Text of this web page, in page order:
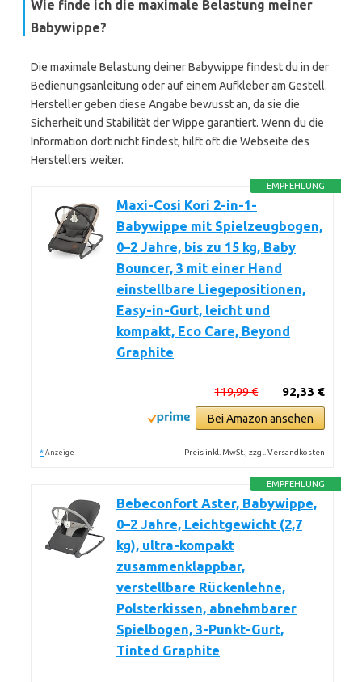
Wie finde ich die maximale Belastung meiner
Babywippe?
Die maximale Belastung deiner Babywippe findest du in der
Bedienungsanleitung oder auf einem Aufkleber am Gestell.
Hersteller geben diese Angabe bewusst an, da sie die
Sicherheit und Stabilität der Wippe garantiert. Wenn du die
Information dort nicht findest, hilft oft die Webseite des
Herstellers weiter.
EMPFEHLUNG
Maxi-Cosi Kori 2-in-1-
Babywippe mit Spielzeugbogen,
0–2 Jahre, bis zu 15 kg, Baby
Bouncer, 3 mit einer Hand
einstellbare Liegepositionen,
Easy-in-Gurt, leicht und
kompakt, Eco Care, Beyond
Graphite
92,33 €
119,99 €
Bei Amazon ansehen
* Anzeige Preis inkl. MwSt., zzgl. Versandkosten
EMPFEHLUNG
Bebeconfort Aster, Babywippe,
0–2 Jahre, Leichtgewicht (2,7
kg), ultra-kompakt
zusammenklappbar,
verstellbare Rückenlehne,
Polsterkissen, abnehmbarer
Spielbogen, 3-Punkt-Gurt,
Tinted Graphite